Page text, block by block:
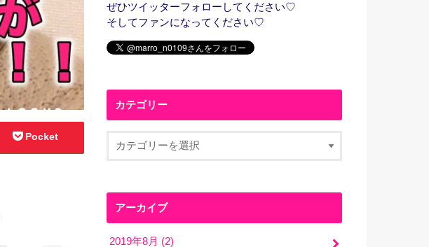
Pocket
ぜひツイッターフォローしてください♡
そしてファンになってください♡
カテゴリー
アーカイブ
2019年8月 (2)